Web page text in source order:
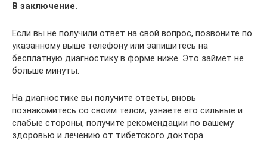
В заключение.
Если вы не получили ответ на свой вопрос, позвоните по
указанному выше телефону или запишитесь на
бесплатную диагностику в форме ниже. Это займет не
больше минуты.
На диагностике вы получите ответы, вновь
познакомитесь со своим телом, узнаете его сильные и
слабые стороны, получите рекомендации по вашему
здоровью и лечению от тибетского доктора.